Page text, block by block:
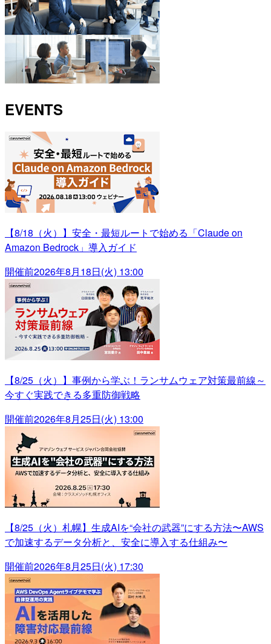
EVENTS
【8/18（火）】安全・最短ルートで始める「Claude on
Amazon Bedrock」導入ガイド
開催前2026年8月18日(火) 13:00
【8/25（火）】事例から学ぶ！ランサムウェア対策最前線～
今すぐ実践できる多重防御戦略
開催前2026年8月25日(火) 13:00
【8/25（火）札幌】生成AIを“会社の武器”にする方法〜AWS
で加速するデータ分析と、安全に導入する仕組み〜
開催前2026年8月25日(火) 17:30